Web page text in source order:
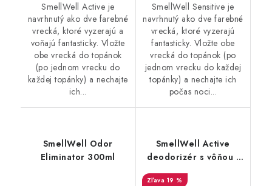
SmellWell Active je
navrhnutý ako dve farebné
vrecká, ktoré vyzerajú a
voňajú fantasticky. Vložte
obe vrecká do topánok
(po jednom vrecku do
každej topánky) a nechajte
ich...
SmellWell Sensitive je
navrhnutý ako dve farebné
vrecká, ktoré vyzerajú
fantasticky. Vložte obe
vrecká do topánok (po
jednom vrecku do každej
topánky) a nechajte ich
počas noci...
SmellWell Odor
Eliminator 300ml
SmellWell Active
deodorizér s vôňou -
Geometric Orange
19 %